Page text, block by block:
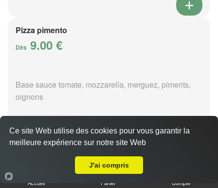
Pizza pimento
Dès 9.00 €
Base sauce tomate, mozzarella, merguez, piments,
oignons
Accueil Panier Compte
Ce site Web utilise des cookies pour vous garantir la
meilleure expérience sur notre site Web
J'ai compris